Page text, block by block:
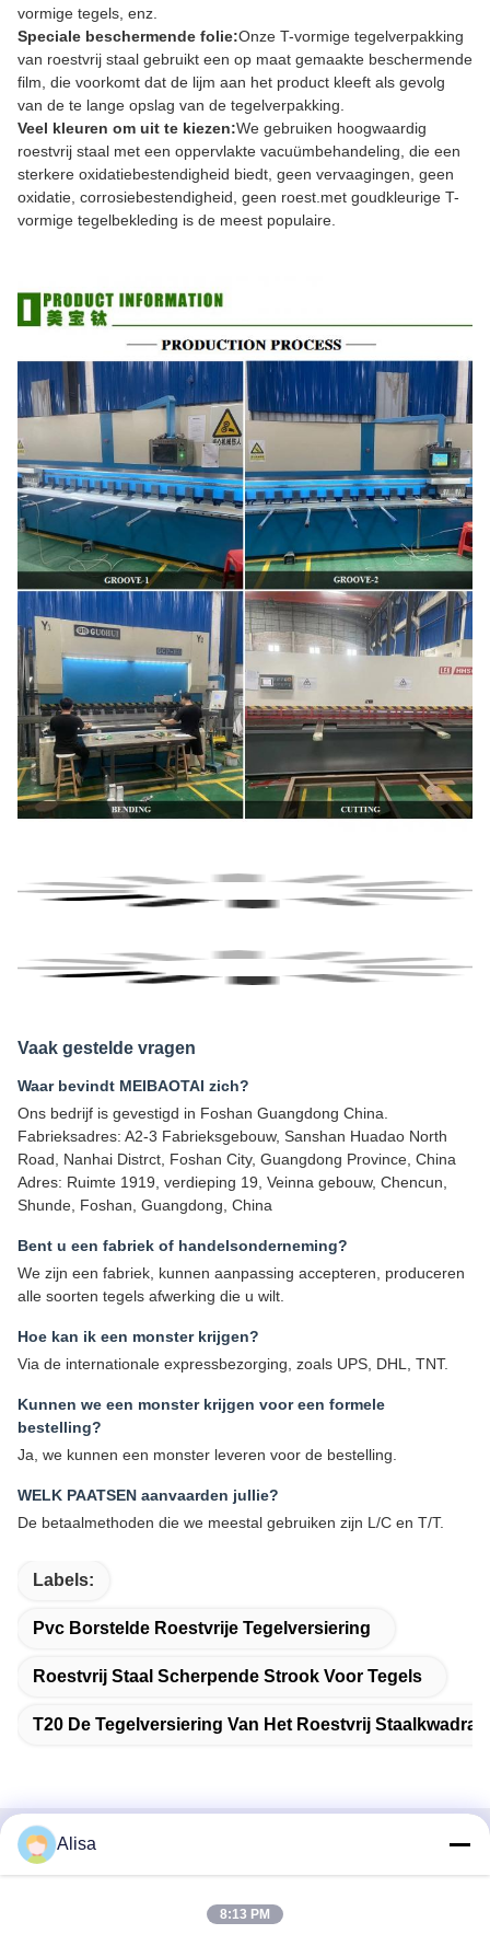
vormige tegels, enz.
Speciale beschermende folie:Onze T-vormige tegelverpakking
van roestvrij staal gebruikt een op maat gemaakte beschermende
film, die voorkomt dat de lijm aan het product kleeft als gevolg
van de te lange opslag van de tegelverpakking.
Veel kleuren om uit te kiezen:We gebruiken hoogwaardig
roestvrij staal met een oppervlakte vacuümbehandeling, die een
sterkere oxidatiebestendigheid biedt, geen vervaagingen, geen
oxidatie, corrosiebestendigheid, geen roest.met goudkleurige T-
vormige tegelbekleding is de meest populaire.
Vaak gestelde vragen
Waar bevindt MEIBAOTAI zich?
Ons bedrijf is gevestigd in Foshan Guangdong China.
Fabrieksadres: A2-3 Fabrieksgebouw, Sanshan Huadao North
Road, Nanhai Distrct, Foshan City, Guangdong Province, China
Adres: Ruimte 1919, verdieping 19, Veinna gebouw, Chencun,
Shunde, Foshan, Guangdong, China
Bent u een fabriek of handelsonderneming?
We zijn een fabriek, kunnen aanpassing accepteren, produceren
alle soorten tegels afwerking die u wilt.
Hoe kan ik een monster krijgen?
Via de internationale expressbezorging, zoals UPS, DHL, TNT.
Kunnen we een monster krijgen voor een formele
bestelling?
Ja, we kunnen een monster leveren voor de bestelling.
WELK PAATSEN aanvaarden jullie?
De betaalmethoden die we meestal gebruiken zijn L/C en T/T.
Labels:
Pvc Borstelde Roestvrije Tegelversiering
Roestvrij Staal Scherpende Strook Voor Tegels
T20 De Tegelversiering Van Het Roestvrij
Snel contact
Alisa
8:13 PM